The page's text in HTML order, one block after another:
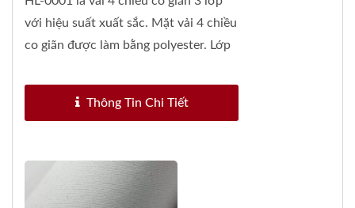
với hiệu suất xuất sắc. Mặt vải 4 chiều
co giãn được làm bằng polyester. Lớp
Thông Tin Chi Tiết